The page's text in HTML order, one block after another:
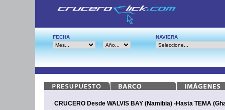
FECHA NAVIERA
CRUCERO Desde WALVIS BAY (Namibia) -Hasta TEMA